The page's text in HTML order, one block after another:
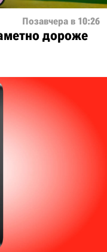
Позавчера в 10:26
дороже